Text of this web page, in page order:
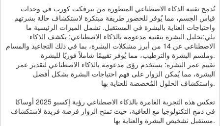
تُدمج تقنية الذكاء الاصطناعي المتطورة من بيرفكت كورب في وحدات
قياس الجسم، مما يُوفر للحضور طريقة مبتكرة لاستكشاف حالة بشرتهم
واحتياجات العناية بالبشرة في المستقبل. تشمل الميزات الرئيسية ما
يلي:تحليل البشرة بتقنية مدعومة بالذكاء الاصطناعي: يكشف الذكاء
الاصطناعي عن 14 من أبرز مشكلات البشرة، بما في ذلك التجاعيد والمسام
وملسم البشرة والترطيب، مما يُوفر تقييمًا شاملاً فوريًا للبشرة.
تقييم عمر البشرة: يستخدم رؤى مدعومة بالذكاء الاصطناعي لتقدير عمر
البشرة، مما يُمكن الزوار على فهم احتياجات البشرة بشكل أفضل
واستكشاف الحلول المُخصصة للعناية بها.
تعكس هذه التجربة الغامرة بالذكاء الاصطناعي رؤية إكسبو 2025 أوساكا
في دمج التكنولوجيا مع العافية، حيث تمنح الزوار فرصة فريدة لاستكشاف
مستقبل تشخيص البشرة والعناية بها.